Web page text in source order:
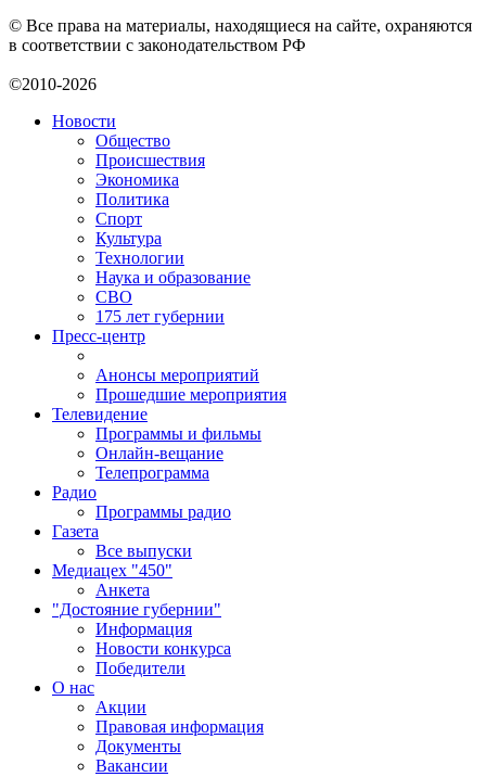
© Все права на материалы, находящиеся на сайте, охраняются
в соответствии с законодательством РФ
©2010-2026
Новости
Общество
Происшествия
Экономика
Политика
Спорт
Культура
Технологии
Наука и образование
СВО
175 лет губернии
Пресс-центр
Анонсы мероприятий
Прошедшие мероприятия
Телевидение
Программы и фильмы
Онлайн-вещание
Телепрограмма
Радио
Программы радио
Газета
Все выпуски
Медиацех "450"
Анкета
"Достояние губернии"
Информация
Новости конкурса
Победители
О нас
Акции
Правовая информация
Документы
Вакансии